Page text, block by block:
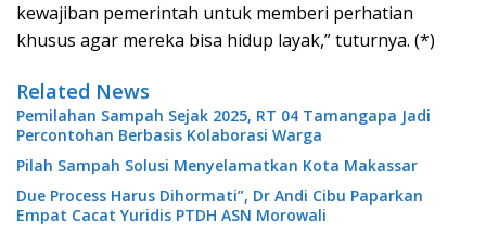
kewajiban pemerintah untuk memberi perhatian
khusus agar mereka bisa hidup layak,” tuturnya. (*)
Related News
Pemilahan Sampah Sejak 2025, RT 04 Tamangapa Jadi
Percontohan Berbasis Kolaborasi Warga
Pilah Sampah Solusi Menyelamatkan Kota Makassar
Due Process Harus Dihormati”, Dr Andi Cibu Paparkan
Empat Cacat Yuridis PTDH ASN Morowali